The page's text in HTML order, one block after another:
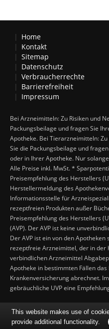
Home
Kontakt
Sitemap
Datenschutz
Verbraucherrechte
Barrierefreiheit
Impressum
Bei Arzneimitteln: Zu Risiken und
Packungsbeilage und fragen Sie
Apotheke. Bei Tierarzneimitteln:
Sie die Packungsbeilage und
oder in Ihrer Apotheke. Nur
Alle Preise inkl. MwSt. *
Preisempfehlung des Herstellers
Herstellermeldung des
Informationsstelle für
rezeptfreien Produkten außer
Preisempfehlung des Herstellers
(AVP). Der AVP ist keine
Der AVP ist ein von den
rezeptfreie Arzneimittel, der in der
verbindlichen Arzneimittel
Apotheke in bestimmten Fällen
Krankenversicherung abrechnet.
gebräuchliche UVP eine
This website makes use of
provide additional functionality.